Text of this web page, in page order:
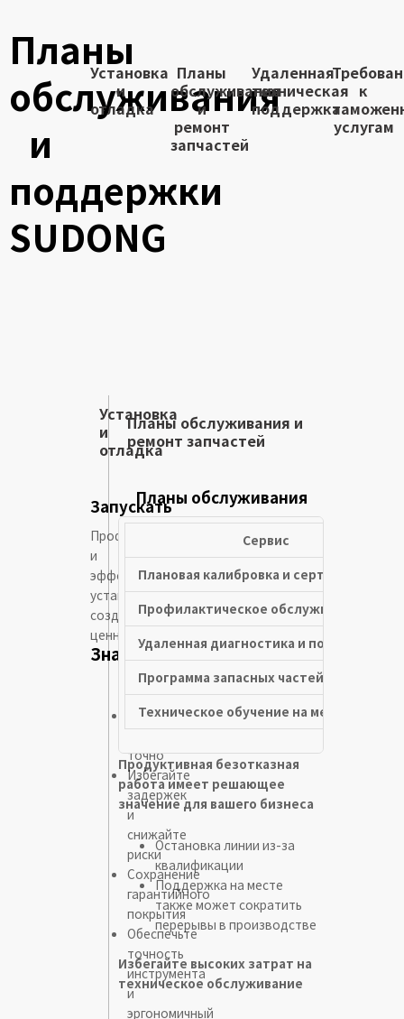
Планы
обслуживания
и
поддержки
SUDONG
Установка
и
отладка
Планы
обслуживания
и
ремонт
запчастей
Удаленная
техническая
поддержка
к
услугам
Установка
и
отладка
Запускать
Профессиональная
и
эффективная
установка
создает
ценность.
Значение
Быстро
и
точно
Избегайте
задержек
и
снижайте
риски
Сохранение
гарантийного
покрытия
Обеспечьте
точность
инструмента
и
эргономичный
Планы обслуживания и
ремонт запчастей
Планы обслуживания
Сервис
Плановая калибровка и сертификация
Профилактическое обслуживание
Удаленная диагностика и поддержка
Программа запасных частей и ремонта
Техническое обучение на месте
Продуктивная безотказная
работа имеет решающее
значение для вашего бизнеса
Остановка линии из-за
квалификации
Поддержка на месте
также может сократить
перерывы в производстве
Избегайте высоких затрат на
техническое обслуживание